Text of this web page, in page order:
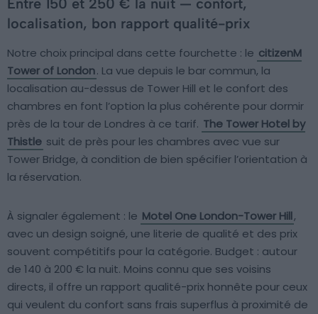
Entre 150 et 250 € la nuit — confort,
localisation, bon rapport qualité-prix
Notre choix principal dans cette fourchette : le citizenM
Tower of London. La vue depuis le bar commun, la
localisation au-dessus de Tower Hill et le confort des
chambres en font l’option la plus cohérente pour dormir
près de la tour de Londres à ce tarif. The Tower Hotel by
Thistle suit de près pour les chambres avec vue sur
Tower Bridge, à condition de bien spécifier l’orientation à
la réservation.
À signaler également : le Motel One London-Tower Hill,
avec un design soigné, une literie de qualité et des prix
souvent compétitifs pour la catégorie. Budget : autour
de 140 à 200 € la nuit. Moins connu que ses voisins
directs, il offre un rapport qualité-prix honnête pour ceux
qui veulent du confort sans frais superflus à proximité de